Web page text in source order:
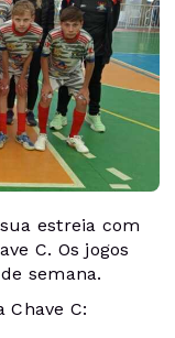
estreia com
C. Os jogos
semana.
Chave C: